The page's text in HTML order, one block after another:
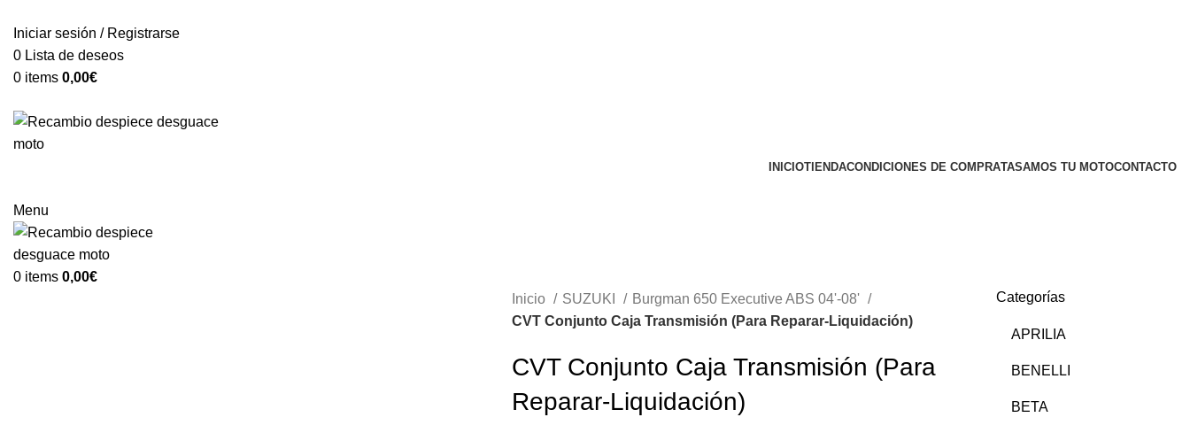
Iniciar sesión / Registrarse
0 Lista de deseos
0 items 0,00€
INICIOTIENDACONDICIONES DE COMPRATASAMOS TU MOTOCONTACTO
Menu
0 items 0,00€
Inicio SUZUKI
Burgman 650 Executive ABS 04'-08'
CVT Conjunto Caja Transmisión (Para Reparar-Liquidación)
CVT Conjunto Caja Transmisión (Para
Reparar-Liquidación)
Categorías
APRILIA
BENELLI
BETA